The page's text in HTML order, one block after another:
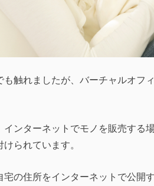
も触れましたが、バーチャルオフ
インターネットでモノを販売する
られています。
宅の住所をインターネットで公開